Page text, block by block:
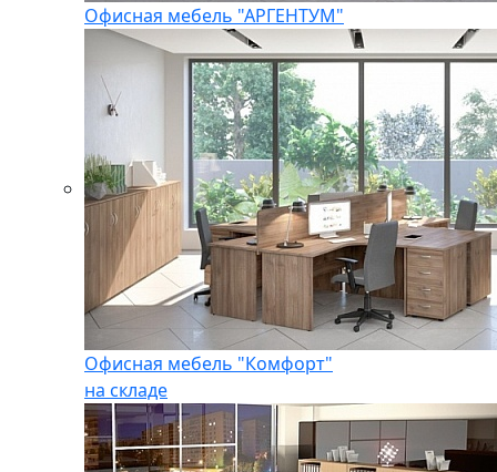
Офисная мебель "АРГЕНТУМ"
Офисная мебель "Комфорт"
на складе